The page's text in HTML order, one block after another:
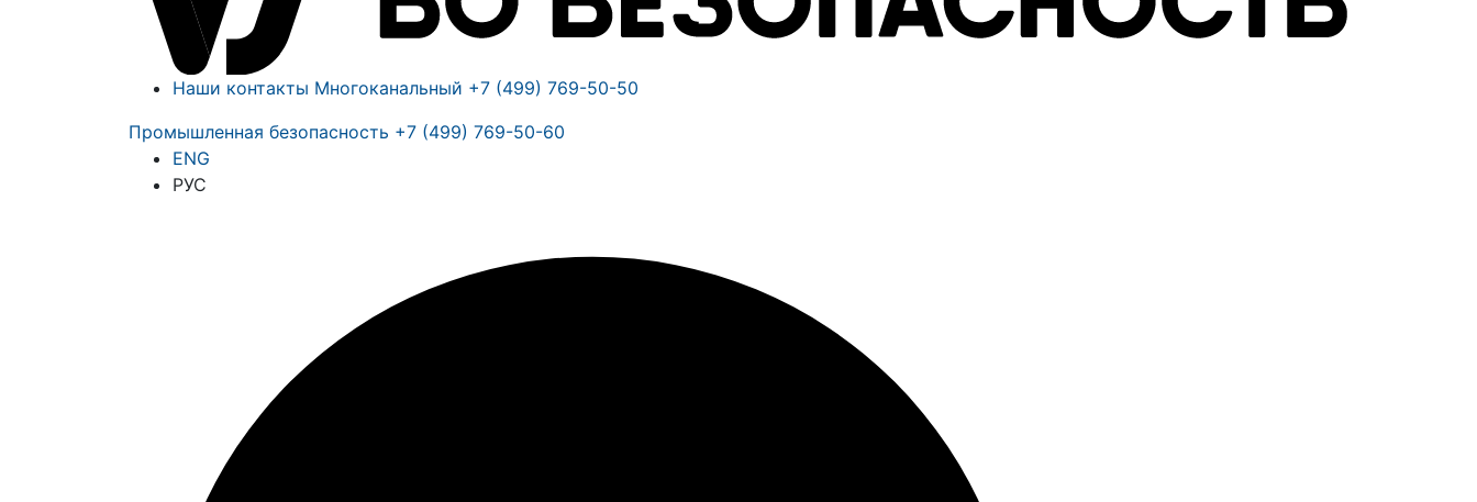
Наши контакты Многоканальный +7 (499) 769-50-50
Промышленная безопасность +7 (499) 769-50-60
ENG
РУС